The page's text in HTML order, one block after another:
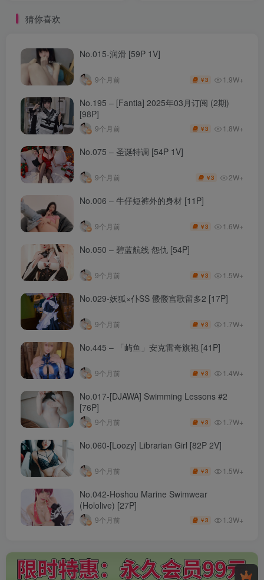
猜你喜欢
No.015-润滑 [59P 1V]
9个月前 ￥3 1.9W+
No.195 – [Fantia] 2025年03月订阅 (2期)
[98P]
9个月前 ￥3 1.8W+
No.075 – 圣诞特调 [54P 1V]
9个月前 ￥3 2W+
No.006 – 牛仔短裤外的身材 [11P]
9个月前 ￥3 1.6W+
No.050 – 碧蓝航线 怨仇 [54P]
9个月前 ￥3 1.5W+
No.029-妖狐×仆SS 髅髅宫歌留多2 [17P]
9个月前 ￥3 1.7W+
No.445 – 「屿鱼」安克雷奇旗袍 [41P]
9个月前 ￥3 1.4W+
No.017-[DJAWA] Swimming Lessons #2
[76P]
9个月前 ￥3 1.7W+
No.060-[Loozy] Librarian Girl [82P 2V]
9个月前 ￥3 1.5W+
No.042-Hoshou Marine Swimwear
(Hololive) [27P]
9个月前 ￥3 1.3W+